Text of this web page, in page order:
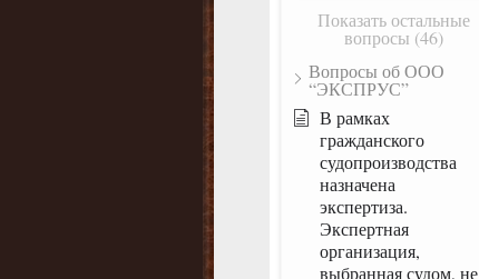
Показать остальные
вопросы (46)
Вопросы об ООО
“ЭКСПРУС”
В рамках
гражданского
судопроизводства
назначена
экспертиза.
Экспертная
организация,
выбранная судом, не